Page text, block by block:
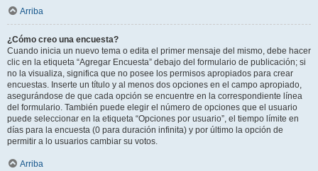
Arriba
¿Cómo creo una encuesta?
Cuando inicia un nuevo tema o edita el primer mensaje del mismo, debe hacer
clic en la etiqueta “Agregar Encuesta” debajo del formulario de publicación; si
no la visualiza, significa que no posee los permisos apropiados para crear
encuestas. Inserte un título y al menos dos opciones en el campo apropiado,
asegurándose de que cada opción se encuentre en la correspondiente línea
del formulario. También puede elegir el número de opciones que el usuario
puede seleccionar en la etiqueta “Opciones por usuario”, el tiempo límite en
días para la encuesta (0 para duración infinita) y por último la opción de
permitir a lo usuarios cambiar su votos.
Arriba